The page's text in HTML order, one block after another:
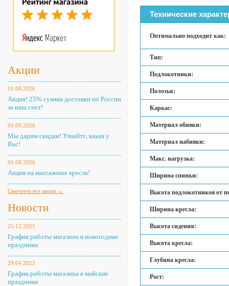
Акции
01.08.2026
Акция! 25% суммы доставки по России
за наш счет!
01.08.2026
Мы дарим скидки! Узнайте, какая у
Вас!
01.08.2026
Акция на массажные кресла!
Смотреть все акции →
Новости
25.12.2025
График работы магазина в новогодние
праздники
29.04.2025
График работы магазина в майские
праздники
Технические
Оптимально подходит как:
Тип:
Подлокотники:
Полозья:
Каркас:
Материал обивки:
Материал набивки:
Макс. нагрузка:
Ширина спинки:
Высота подлокотников от
Ширина кресла:
Высота сидения:
Высота кресла:
Глубина кресла:
Рост: